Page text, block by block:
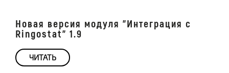
Новая версия модуля "Интеграция с
Ringostat" 1.9
ЧИТАТЬ